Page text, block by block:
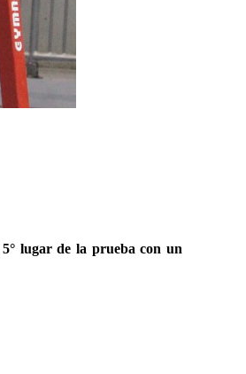
lugar de la prueba con un